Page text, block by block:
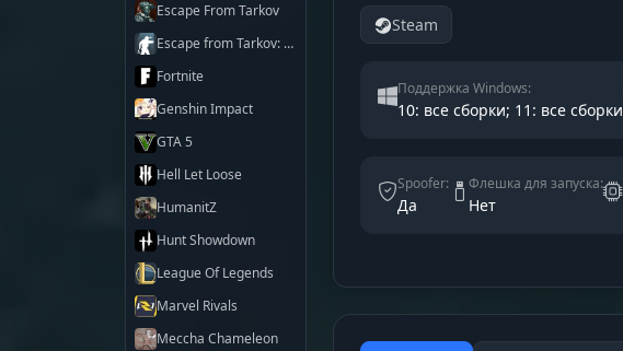
Escape From Tarkov
Escape from Tarkov: Arena
Fortnite
Genshin Impact
GTA 5
Hell Let Loose
HumanitZ
Hunt Showdown
League Of Legends
Marvel Rivals
Meccha Chameleon
Steam
Поддержка Windows:
10: все сборки; 11: все сборки
Spoofer:
Да
Флешка для запуска:
Нет